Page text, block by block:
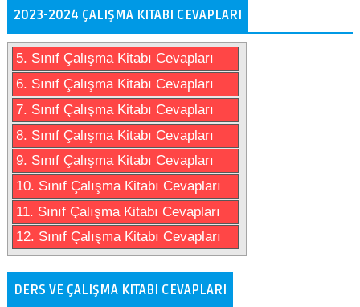
2023-2024 ÇALIŞMA KITABI CEVAPLARI
5. Sınıf Çalışma Kitabı Cevapları
6. Sınıf Çalışma Kitabı Cevapları
7. Sınıf Çalışma Kitabı Cevapları
8. Sınıf Çalışma Kitabı Cevapları
9. Sınıf Çalışma Kitabı Cevapları
10. Sınıf Çalışma Kitabı Cevapları
11. Sınıf Çalışma Kitabı Cevapları
12. Sınıf Çalışma Kitabı Cevapları
DERS VE ÇALIŞMA KITABI CEVAPLARI